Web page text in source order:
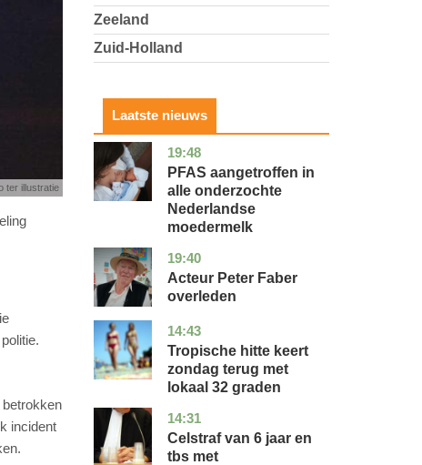
ter illustratie
betrokken
incident
Zeeland
Zuid-Holland
Laatste nieuws
19:48
utrecht
gezondheid
PFAS aangetroffen in
alle onderzochte
Nederlandse
moedermelk
19:40
noord-
holland
glossy
Acteur Peter Faber
overleden
14:43
utrecht
nieuws
Tropische hitte keert
zondag terug met
lokaal 32 graden
14:31
zuid-
holland
nieuws
Celstraf van 6 jaar en
tbs met